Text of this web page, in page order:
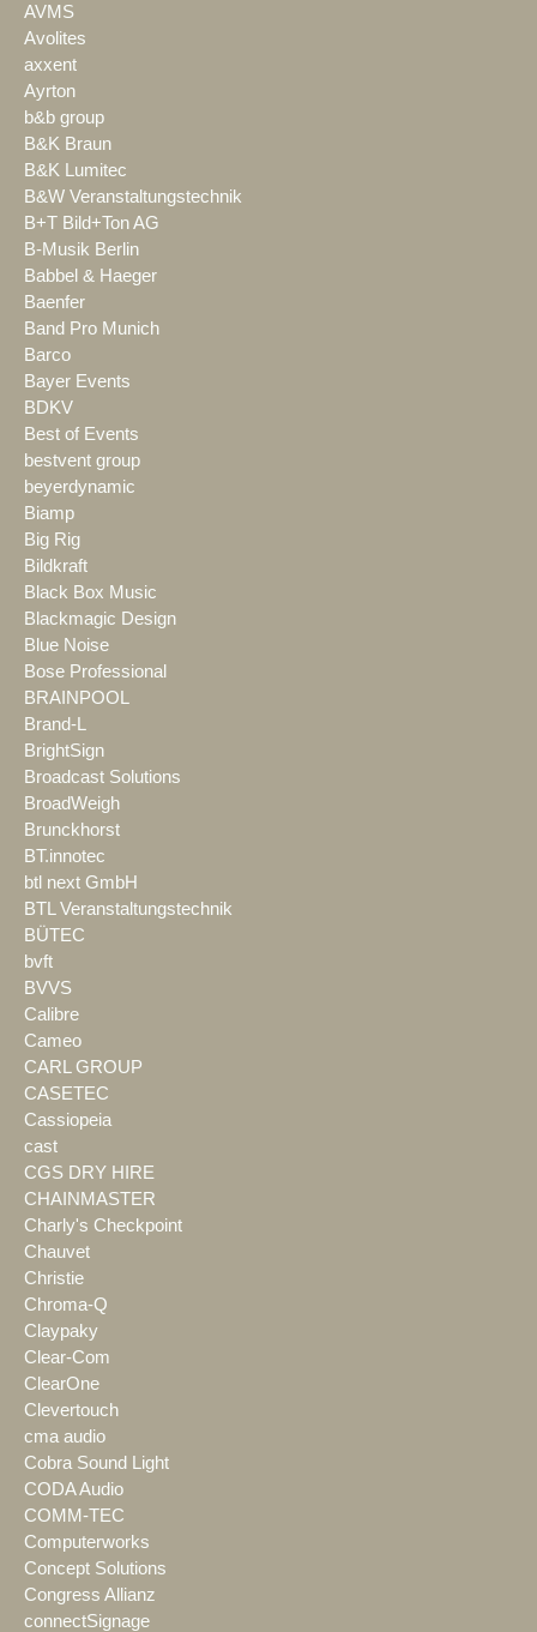
AVMS
Avolites
axxent
Ayrton
b&b group
B&K Braun
B&K Lumitec
B&W Veranstaltungstechnik
B+T Bild+Ton AG
B-Musik Berlin
Babbel & Haeger
Baenfer
Band Pro Munich
Barco
Bayer Events
BDKV
Best of Events
bestvent group
beyerdynamic
Biamp
Big Rig
Bildkraft
Black Box Music
Blackmagic Design
Blue Noise
Bose Professional
BRAINPOOL
Brand-L
BrightSign
Broadcast Solutions
BroadWeigh
Brunckhorst
BT.innotec
btl next GmbH
BTL Veranstaltungstechnik
BÜTEC
bvft
BVVS
Calibre
Cameo
CARL GROUP
CASETEC
Cassiopeia
cast
CGS DRY HIRE
CHAINMASTER
Charly's Checkpoint
Chauvet
Christie
Chroma-Q
Claypaky
Clear-Com
ClearOne
Clevertouch
cma audio
Cobra Sound Light
CODA Audio
COMM-TEC
Computerworks
Concept Solutions
Congress Allianz
connectSignage